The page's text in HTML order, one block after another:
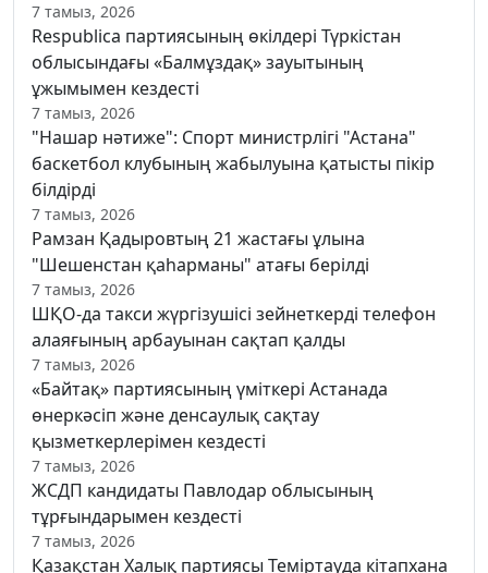
7 тамыз, 2026
Respublica партиясының өкілдері Түркістан
облысындағы «Балмұздақ» зауытының
ұжымымен кездесті
7 тамыз, 2026
"Нашар нәтиже": Спорт министрлігі "Астана"
баскетбол клубының жабылуына қатысты пікір
білдірді
7 тамыз, 2026
Рамзан Қадыровтың 21 жастағы ұлына
"Шешенстан қаһарманы" атағы берілді
7 тамыз, 2026
ШҚО-да такси жүргізушісі зейнеткерді телефон
алаяғының арбауынан сақтап қалды
7 тамыз, 2026
«Байтақ» партиясының үміткері Астанада
өнеркәсіп және денсаулық сақтау
қызметкерлерімен кездесті
7 тамыз, 2026
ЖСДП кандидаты Павлодар облысының
тұрғындарымен кездесті
7 тамыз, 2026
Қазақстан Халық партиясы Теміртауда кітапхана